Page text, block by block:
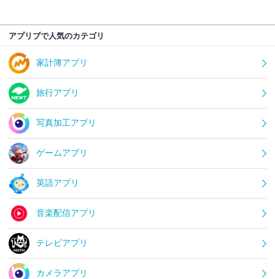
アプリブで人気のカテゴリ
家計簿アプリ
旅行アプリ
写真加工アプリ
ゲームアプリ
英語アプリ
音楽配信アプリ
テレビアプリ
カメラアプリ